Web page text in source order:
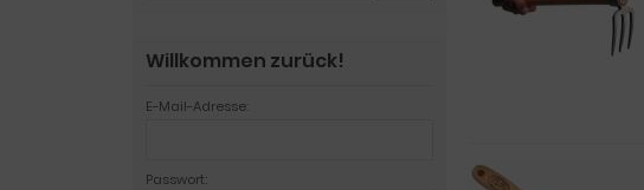
Willkommen zurück!
E-Mail-Adresse:
Passwort: